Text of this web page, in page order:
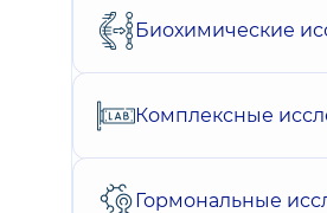
Биохимические
Комплексные
Гормональные